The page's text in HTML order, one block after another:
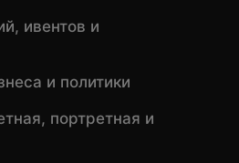
ивентов и
и политики
портретная и